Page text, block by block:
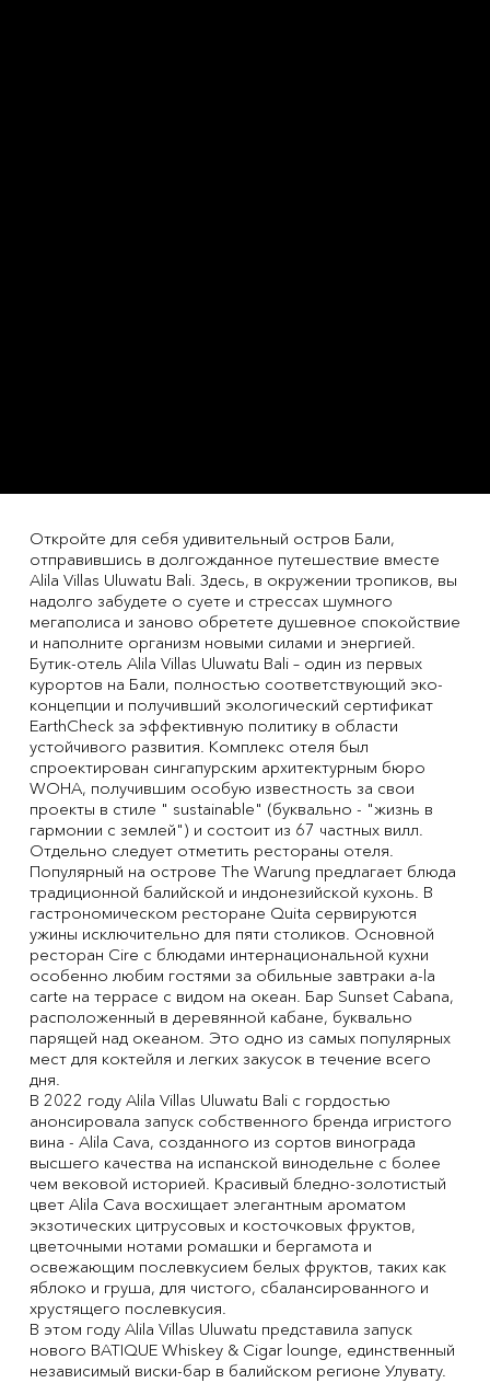
Откройте для себя удивительный остров Бали,
отправившись в долгожданное путешествие вместе
Alila Villas Uluwatu Bali. Здесь, в окружении тропиков, вы
надолго забудете о суете и стрессах шумного
мегаполиса и заново обретете душевное спокойствие
и наполните организм новыми силами и энергией.
Бутик-отель Alila Villas Uluwatu Bali – один из первых
курортов на Бали, полностью соответствующий эко-
концепции и получивший экологический сертификат
EarthCheck за эффективную политику в области
устойчивого развития. Комплекс отеля был
спроектирован сингапурским архитектурным бюро
WOHA, получившим особую известность за свои
проекты в стиле " sustainable" (буквально - "жизнь в
гармонии с землей") и состоит из 67 частных вилл.
Отдельно следует отметить рестораны отеля.
Популярный на острове The Warung предлагает блюда
традиционной балийской и индонезийской кухонь. В
гастрономическом ресторане Quita сервируются
ужины исключительно для пяти столиков. Основной
ресторан Cire с блюдами интернациональной кухни
особенно любим гостями за обильные завтраки a-la
carte на террасе с видом на океан. Бар Sunset Cabana,
расположенный в деревянной кабане, буквально
парящей над океаном. Это одно из самых популярных
мест для коктейля и легких закусок в течение всего
дня.
В 2022 году Alila Villas Uluwatu Bali с гордостью
анонсировала запуск собственного бренда игристого
вина - Alila Cava, созданного из сортов винограда
высшего качества на испанской винодельне с более
чем вековой историей. Красивый бледно-золотистый
цвет Alila Cava восхищает элегантным ароматом
экзотических цитрусовых и косточковых фруктов,
цветочными нотами ромашки и бергамота и
освежающим послевкусием белых фруктов, таких как
яблоко и груша, для чистого, сбалансированного и
хрустящего послевкусия.
В этом году Alila Villas Uluwatu представила запуск
нового BATIQUE Whiskey & Cigar lounge, единственный
независимый виски-бар в балийском регионе Улувату.